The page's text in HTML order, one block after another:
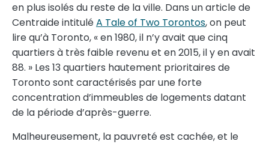
en plus isolés du reste de la ville. Dans un article de
Centraide intituléA Tale of Two Torontos, on peut
lire qu’à Toronto, « en 1980, il n’y avait que cinq
quartiers à très faible revenu et en 2015, il y en avait
88. » Les 13 quartiers hautement prioritaires de
Toronto sont caractérisés par une forte
concentration d’immeubles de logements datant
de la période d’après-guerre.
Malheureusement, la pauvreté est cachée, et le